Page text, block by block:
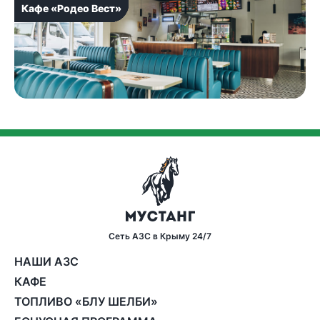
Кафе «Родео Вест»
Кафе «Родео Вест»
Кафе «Родео Вест»
Кафе «Родео Вест»
Кафе «Родео Вест»
Сеть АЗС в Крыму 24/7
НАШИ АЗС
КАФЕ
ТОПЛИВО «БЛУ ШЕЛБИ»